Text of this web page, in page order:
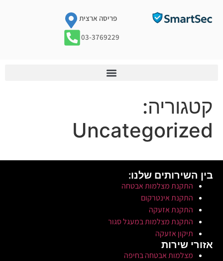
פריסה ארצית
03-3769229
קטגוריה:
Uncategorized
בין השירותים שלנו:
התקנת מצלמות אבטחה
התקנת אינטרקום
התקנת אזעקה
התקנת מצלמות במעגל סגור
תיקון אזעקה
אזורי שירות
מצלמות אבטחה בחיפה